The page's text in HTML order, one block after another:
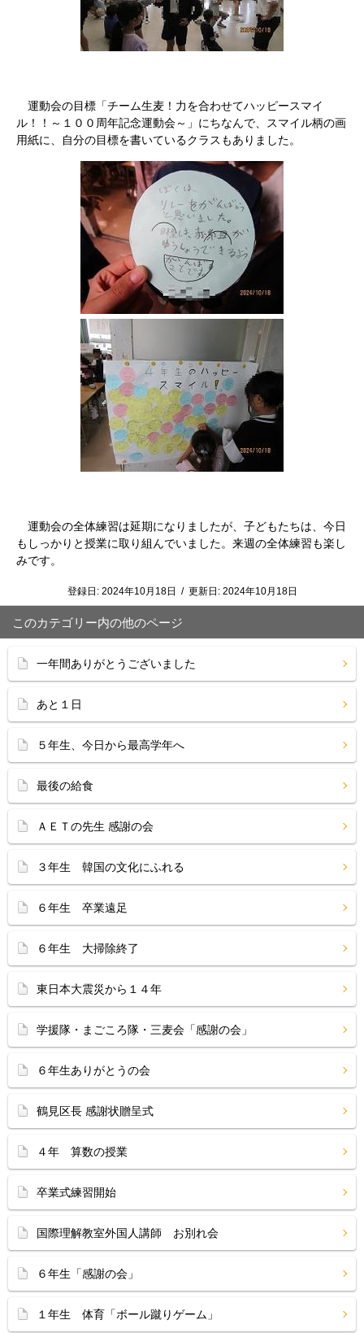
運動会の目標「チーム生麦！力を合わせてハッピースマイ
ル！！～１００周年記念運動会～」にちなんで、スマイル柄の画
用紙に、自分の目標を書いているクラスもありました。
運動会の全体練習は延期になりましたが、子どもたちは、今日
もしっかりと授業に取り組んでいました。来週の全体練習も楽し
みです。
登録日: 2024年10月18日 / 更新日: 2024年10月18日
このカテゴリー内の他のページ
一年間ありがとうございました
あと１日
５年生、今日から最高学年へ
最後の給食
ＡＥＴの先生 感謝の会
３年生 韓国の文化にふれる
６年生 卒業遠足
６年生 大掃除終了
東日本大震災から１４年
学援隊・まごころ隊・三麦会「感謝の会」
６年生ありがとうの会
鶴見区長 感謝状贈呈式
４年 算数の授業
卒業式練習開始
国際理解教室外国人講師 お別れ会
６年生「感謝の会」
１年生 体育「ボール蹴りゲーム」